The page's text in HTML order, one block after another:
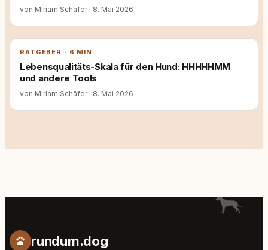
von Miriam Schäfer · 8. Mai 2026
RATGEBER · 6 MIN
Lebensqualitäts-Skala für den Hund: HHHHHMM
und andere Tools
von Miriam Schäfer · 8. Mai 2026
rundum.dog